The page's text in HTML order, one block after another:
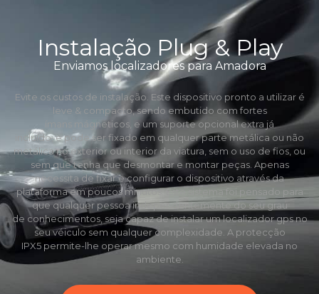
Instalação Plug & Play
Enviamos localizadores para Amadora
Evite os custos de instalação. Este dispositivo pronto a utilizar é
leve & compacto, sendo embutido com fortes
ímans mágneticos, e um suporte opcional extra já
incluído, e pode ser fixado em qualquer parte metálica ou não
metálica no exterior ou interior da viatura, sem o uso de fios, ou
sem que tenha que desmontar e montar peças. Apenas
necessita de fixar e configurar o dispositivo através da
plataforma em poucos minutos. Este sistema foi pensado para
que qualquer pessoa independentemente do seu grau
de conhecimentos, seja capaz de instalar um localizador gps no
seu véiculo sem qualquer complexidade. A protecção
IPX5 permite-lhe operar mesmo com humidade elevada no
ambiente.